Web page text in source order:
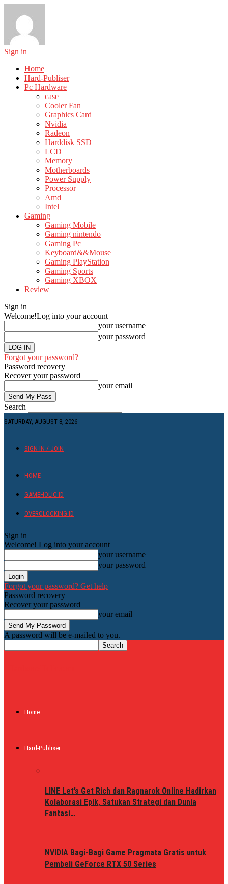
Sign in
Home
Hard-Publiser
Pc Hardware
case
Cooler Fan
Graphics Card
Nvidia
Radeon
Harddisk SSD
LCD
Memory
Motherboards
Power Supply
Processor
Amd
Intel
Gaming
Gaming Mobile
Gaming nintendo
Gaming Pc
Keyboard&&Mouse
Gaming PlayStation
Gaming Sports
Gaming XBOX
Review
Sign in
Welcome!Log into your account
your username
your password
Forgot your password?
Password recovery
Recover your password
your email
Search
SATURDAY, AUGUST 8, 2026
SIGN IN / JOIN
HOME
GAMEHOLIC.ID
OVERCLOCKING ID
Sign in
Welcome! Log into your account
your username
your password
Forgot your password? Get help
Password recovery
Recover your password
your email
A password will be e-mailed to you.
Home
Hard-Publiser
LINE Let’s Get Rich dan Ragnarok Online Hadirkan
Kolaborasi Epik, Satukan Strategi dan Dunia
Fantasi…
NVIDIA Bagi-Bagi Game Pragmata Gratis untuk
Pembeli GeForce RTX 50 Series